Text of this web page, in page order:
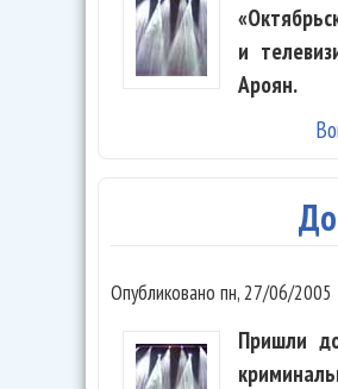
и
Ароян.
Опубликовано пн, 27/06/2005
Пришли